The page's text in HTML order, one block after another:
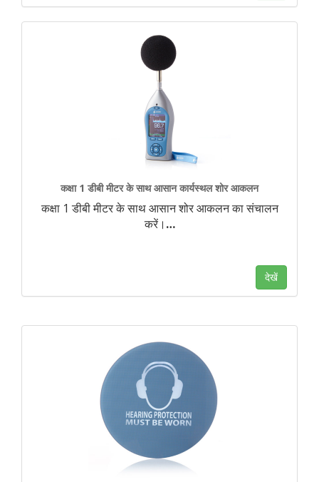
कक्षा 1 डीबी मीटर के साथ आसान कार्यस्थल शोर आकलन
कक्षा 1 डीबी मीटर के साथ आसान शोर आकलन का संचालन
करें। …
देखें